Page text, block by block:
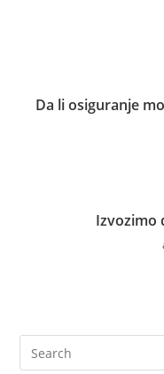
Da li osiguranje
Izvozimo